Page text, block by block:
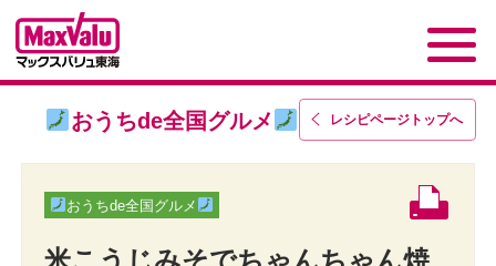
レシピページトップへ
おうちde全国グルメ
おうちde全国グルメ
米こうじみそでちゃんちゃん焼